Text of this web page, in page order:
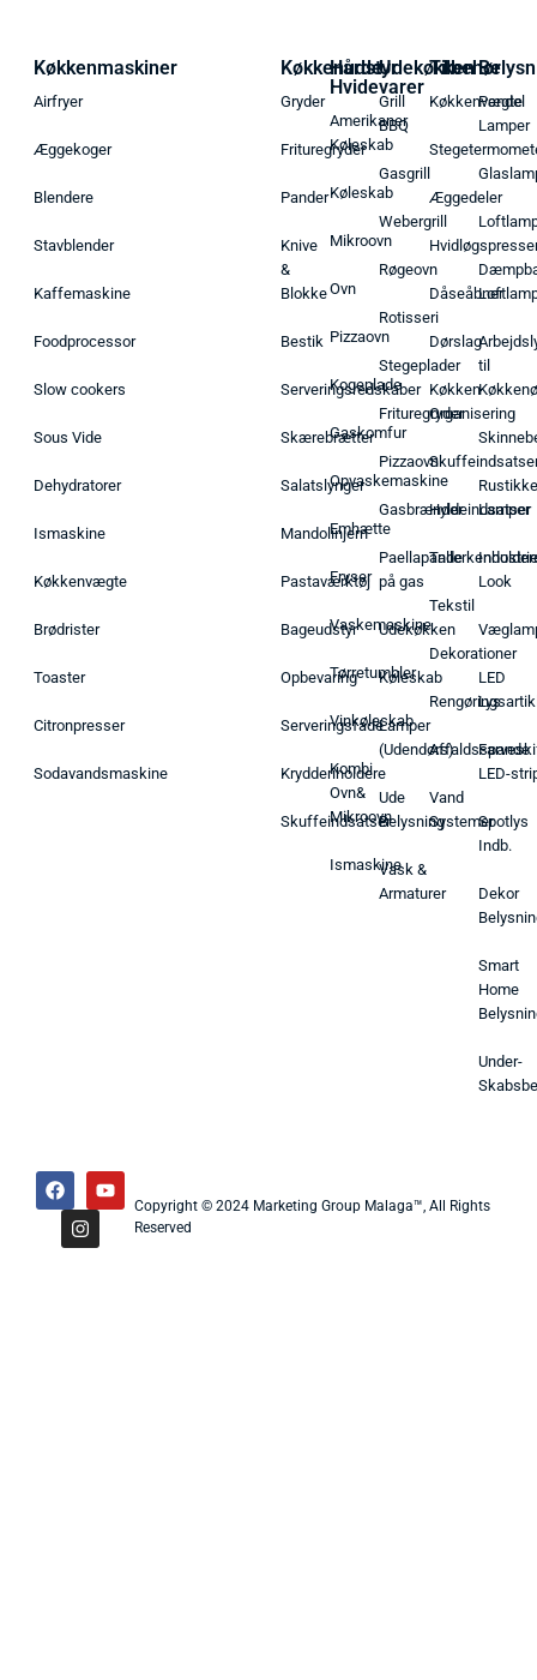
Køkkenmaskiner
Airfryer
Æggekoger
Blendere
Stavblender
Kaffemaskine
Foodprocessor
Slow cookers
Sous Vide
Dehydratorer
Ismaskine
Køkkenvægte
Brødrister
Toaster
Citronpresser
Sodavandsmaskine
Køkkenudstyr
Gryder
Frituregryder
Pander
Knive
&
Blokke
Bestik
Serveringsredskaber
Skærebrætter
Salatslynger
Mandolinjern
Pastaværktøj
Bageudstyr
Opbevaring
Serveringsfade
Krydderiholdere
Skuffeindsatser
Hårde
Hvidevarer
Amerikaner
Køleskab
Køleskab
Mikroovn
Ovn
Pizzaovn
Kogeplade
Gaskomfur
Opvaskemaskine
Emhætte
Fryser
Vaskemaskine
Tørretumbler
Vinkøleskab
Kombi
Ovn&
Mikroovn
Ismaskine
Udekøkken
Grill
BBQ
Gasgrill
Webergrill
Røgeovn
Rotisseri
Stegeplader
Frituregryder
Pizzaovn
Gasbrænder
Paellapande
på gas
Udekøkken
Køleskab
Lamper
(Udendørs)
Ude
Belysning
Vask &
Armaturer
Tilbehør
Køkkenvægte
Æggedeler
Dåseåbner
Dørslag
Køkken
Organisering
Hyldeindsatser
Tekstil
Dekorationer
Affaldsspande
Vand
Systemer
Pendel
Lamper
til
Rustikke
Lamper
Look
LED
Lys
LED-
Spotlys
Indb.
Dekor
Smart
Home
Under-
Copyright © 2024 Marketing Group Malaga™, All Rights
Reserved